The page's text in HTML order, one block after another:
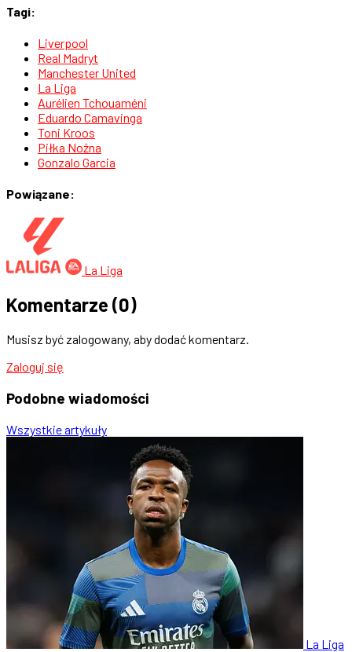
Tagi:
Liverpool
Real Madryt
Manchester United
La Liga
Aurélien Tchouaméni
Eduardo Camavinga
Toni Kroos
Piłka Nożna
Gonzalo Garcia
Powiązane:
La Liga
Komentarze (0)
Musisz być zalogowany, aby dodać komentarz.
Zaloguj się
Podobne wiadomości
Wszystkie artykuły
La Liga